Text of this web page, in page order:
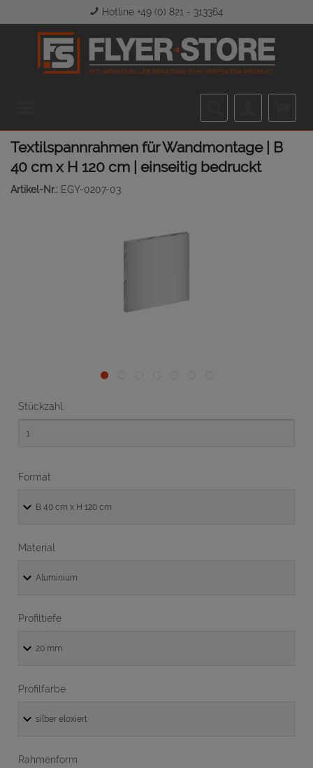
Hotline +49 (0) 821 - 313364
Textilspannrahmen für Wandmontage | B
40 cm x H 120 cm | einseitig bedruckt
Artikel-Nr.: EGY-0207-03
Stückzahl
Format
Material
Profiltiefe
Profilfarbe
Rahmenform